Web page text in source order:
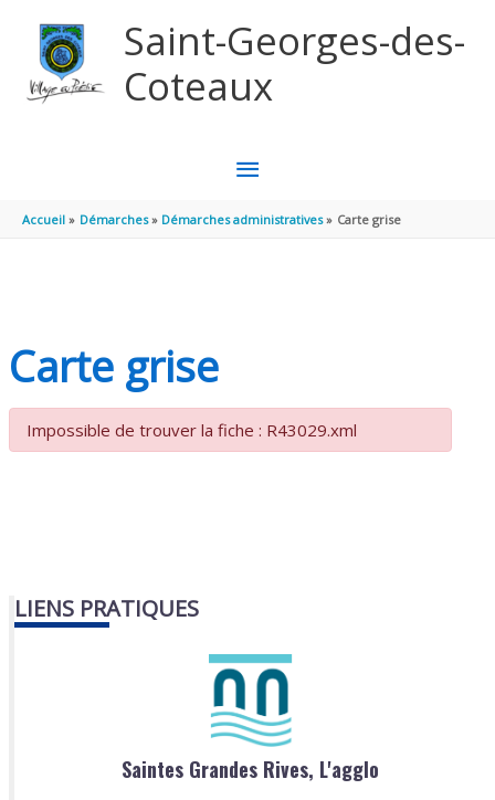
Saint-Georges-des-
Coteaux
MENU
PRINCIPAL
Accueil Démarches Démarches administratives Carte grise
Carte grise
Impossible de trouver la fiche : R43029.xml
LIENS PRATIQUES
Saintes Grandes Rives, L'agglo